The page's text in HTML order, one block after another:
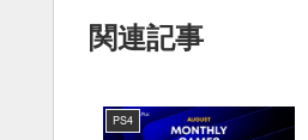
関連記事
PS4